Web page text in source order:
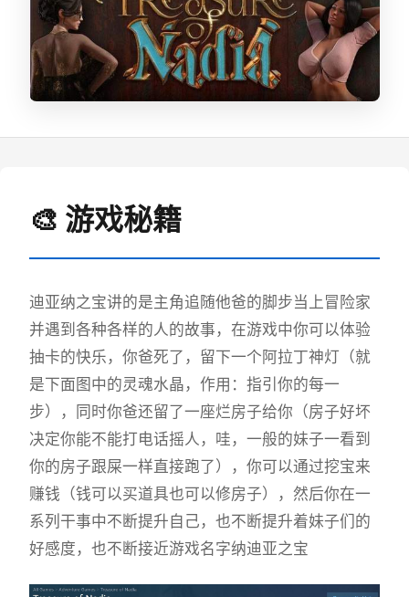
🎨 游戏秘籍
迪亚纳之宝讲的是主角追随他爸的脚步当上冒险家
并遇到各种各样的人的故事，在游戏中你可以体验
抽卡的快乐，你爸死了，留下一个阿拉丁神灯（就
是下面图中的灵魂水晶，作用：指引你的每一
步），同时你爸还留了一座烂房子给你（房子好坏
决定你能不能打电话摇人，哇，一般的妹子一看到
你的房子跟屎一样直接跑了），你可以通过挖宝来
赚钱（钱可以买道具也可以修房子），然后你在一
系列干事中不断提升自己，也不断提升着妹子们的
好感度，也不断接近游戏名字纳迪亚之宝